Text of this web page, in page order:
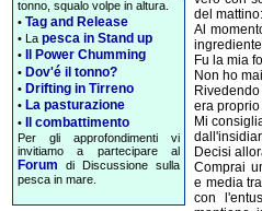
tonno, squalo volpe in altura.
• Tag and Release
• La pesca in Stand up
• Il Power Chumming
• Dov'é il tonno?
• Drifting in Tirreno
• La pasturazione
• Il combattimento
Per gli approfondimenti vi
invitiamo a partecipare al
Forum di Discussione sulla
pesca in mare.
del
Al
ingrediente.
Fu la mia
Non ho
era proprio
Mi
Decisi
Comprai
e media
con